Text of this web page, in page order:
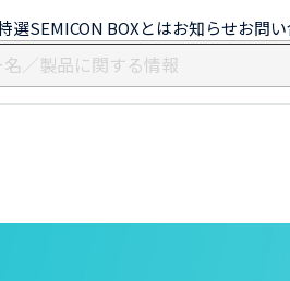
選SEMICON BOXとはお知らせお問